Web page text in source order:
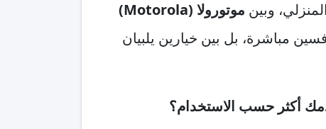
وبين
موتورولا (Motorola)
مباشرة، بل بين خيارين يلبيان
أكثر حسب الاستخدام؟